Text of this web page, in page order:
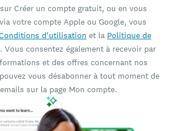
Créer un compte gratuit, ou en vous
votre compte Apple ou Google, vous
d'utilisation et la Politique de
. Vous consentez également à recevoir par
et des offres concernant nos
vous désabonner à tout moment de
sur la page Mon compte.